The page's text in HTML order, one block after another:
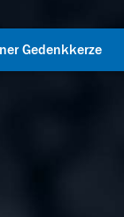
Gedenkkerze